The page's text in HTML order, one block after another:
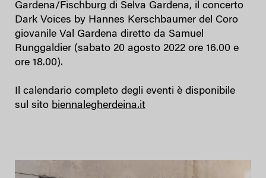
Gardena/Fischburg di Selva Gardena, il concerto
Dark Voices by Hannes Kerschbaumer del Coro
giovanile Val Gardena diretto da Samuel
Runggaldier (sabato 20 agosto 2022 ore 16.00 e
ore 18.00).
Il calendario completo degli eventi è disponibile
sul sito biennalegherdeina.it